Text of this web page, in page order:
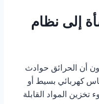
إلى نظام
أن الحرائق حوادث
كهربائي بسيط أو
المواد القابلة